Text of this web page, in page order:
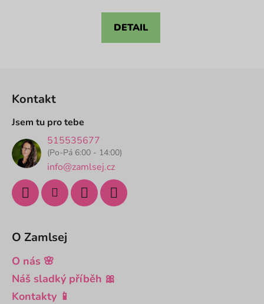
z
DETAIL
Kontakt
Jsem tu pro tebe
515535677
(Po-Pá 6:00 - 14:00)
info@zamlsej.cz
O Zamlsej
O nás 🌸
Náš sladký příběh 🎀
Kontakty 📱